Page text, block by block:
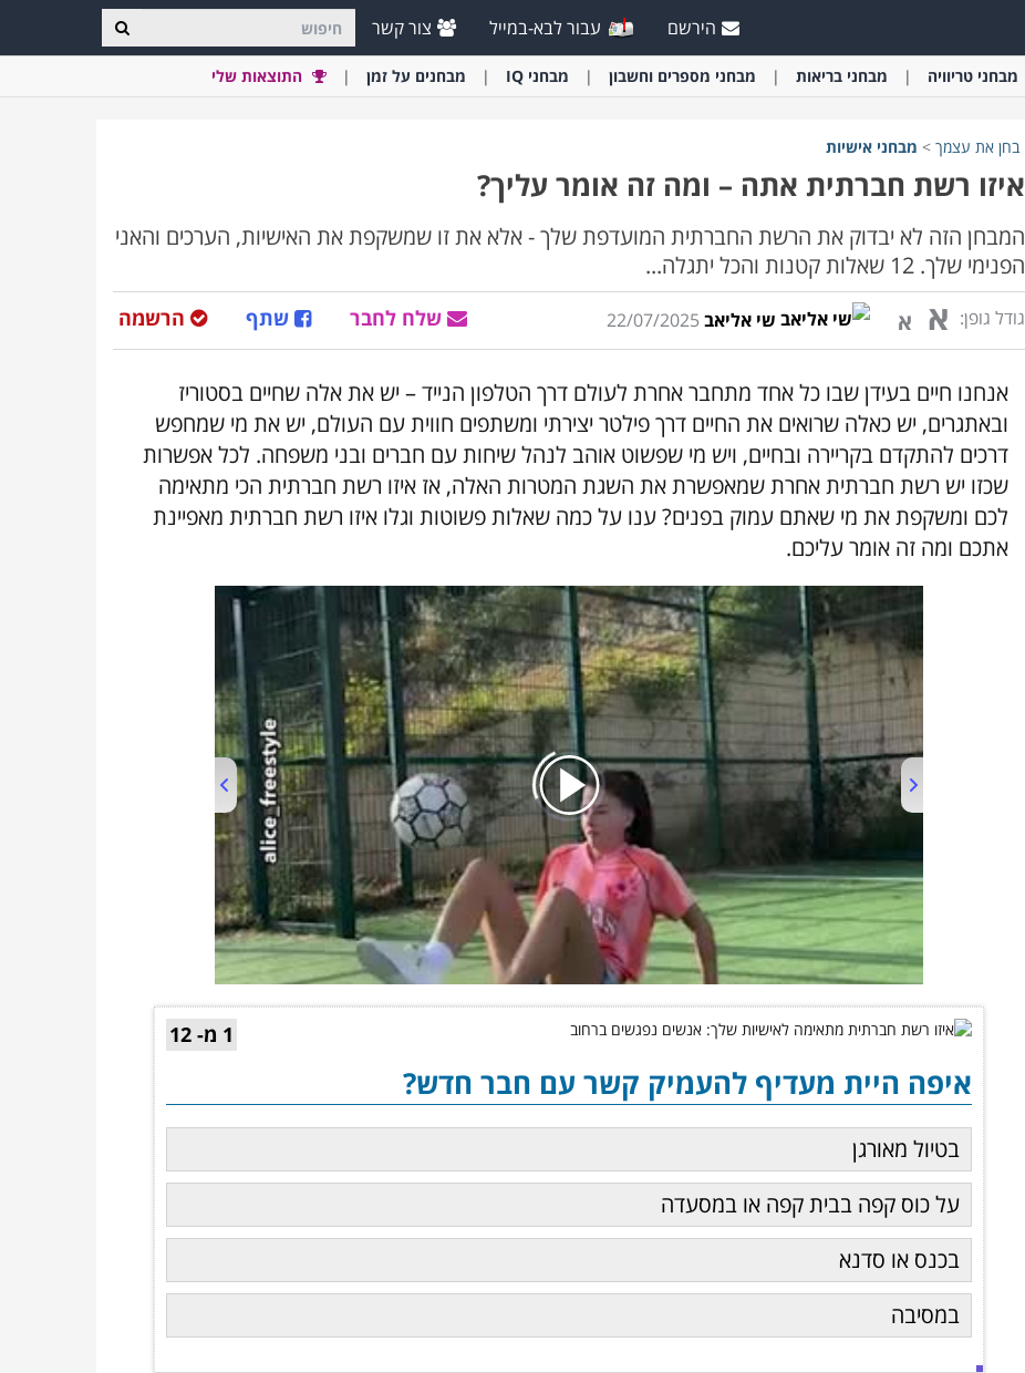
הירשם עבור לבא-במייל צור קשר
מבחני טריוויה מבחני בריאות מבחני מספרים וחשבון מבחני IQ מבחנים על זמן התוצאות שלי
בחן את עצמך > מבחני אישיות
איזו רשת חברתית אתה – ומה זה אומר עליך?
המבחן הזה לא יבדוק את הרשת החברתית המועדפת שלך - אלא את זו שמשקפת את האישיות, הערכים והאני
הפנימי שלך. 12 שאלות קטנות והכל יתגלה...
גודל גופן: א א שי אליאב22/07/2025 הרשמה שתף שלח לחבר
אנחנו חיים בעידן שבו כל אחד מתחבר אחרת לעולם דרך הטלפון הנייד – יש את אלה שחיים בסטוריז
ובאתגרים, יש כאלה שרואים את החיים דרך פילטר יצירתי ומשתפים חווית עם העולם, יש את מי שמחפש
דרכים להתקדם בקריירה ובחיים, ויש מי שפשוט אוהב לנהל שיחות עם חברים ובני משפחה. לכל אפשרות
שכזו יש רשת חברתית אחרת שמאפשרת את השגת המטרות האלה, אז איזו רשת חברתית הכי מתאימה
לכם ומשקפת את מי שאתם עמוק בפנים? ענו על כמה שאלות פשוטות וגלו איזו רשת חברתית מאפיינת
אתכם ומה זה אומר עליכם.
00:00 01:04
1 מ- 12
איפה היית מעדיף להעמיק קשר עם חבר חדש?
בטיול מאורגן
על כוס קפה בבית קפה או במסעדה
בכנס או סדנא
במסיבה